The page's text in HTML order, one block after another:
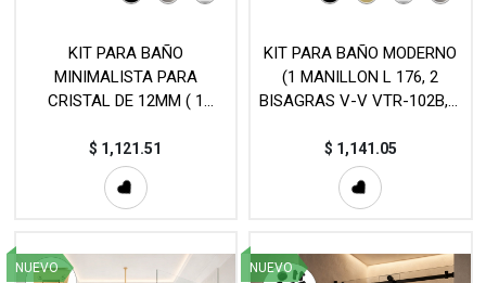
KIT PARA BAÑO
MINIMALISTA PARA
CRISTAL DE 12MM ( 1
1 CANAL U JK004144
- MOD. KIT5
$ 1,121.51
KIT PARA BAÑO MODERNO
(1 MANILLON L 176, 2
BISAGRAS V-V VTR-102B, 6
MOD. KIT4
$ 1,141.05
NUEVO NUEVO